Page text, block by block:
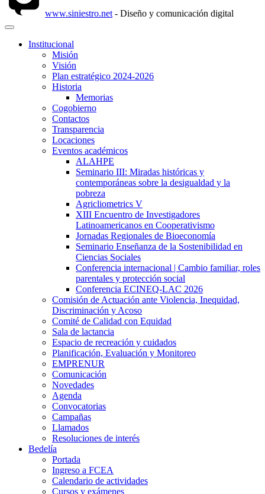
www.siniestro.net - Diseño y comunicación digital
Institucional
Misión
Visión
Plan estratégico 2024-2026
Historia
Memorias
Cogobierno
Contactos
Transparencia
Locaciones
Eventos académicos
ALAHPE
Seminario III: Miradas históricas y
contemporáneas sobre la desigualdad y la
pobreza
Agricliometrics V
XIII Encuentro de Investigadores
Latinoamericanos en Cooperativismo
Jornadas Regionales de Bioeconomía
Seminario Enseñanza de la Sostenibilidad en
Ciencias Sociales
Conferencia internacional | Cambio familiar, roles
parentales y protección social
Conferencia ECINEQ-LAC 2026
Comisión de Actuación ante Violencia, Inequidad,
Discriminación y Acoso
Comité de Calidad con Equidad
Sala de lactancia
Espacio de recreación y cuidados
Planificación, Evaluación y Monitoreo
EMPRENUR
Comunicación
Novedades
Agenda
Convocatorias
Campañas
Llamados
Resoluciones de interés
Bedelía
Portada
Ingreso a FCEA
Calendario de actividades
Cursos y exámenes